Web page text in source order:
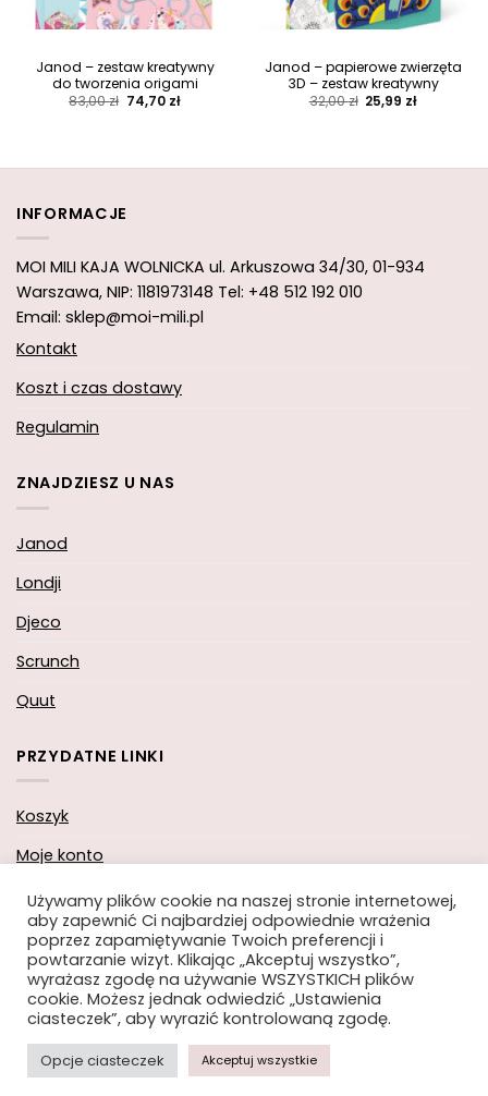
Janod – zestaw kreatywny
do tworzenia origami
83,00zł Pierwotna
cena
74,70 złAktualna
Janod – papierowe zwierzęta
3D – zestaw kreatywny
32,00zł Pierwotna
cena
25,99 złAktualna
INFORMACJE
MOI MILI KAJA WOLNICKA ul. Arkuszowa 34/30, 01-934
Warszawa, NIP: 1181973148 Tel: +48 512 192 010
Email: sklep@moi-mili.pl
Kontakt
Koszt i czas dostawy
Regulamin
ZNAJDZIESZ U NAS
Janod
Londji
Djeco
Scrunch
Quut
PRZYDATNE LINKI
Koszyk
Moje konto
Zamówienie
Copyright 2026 ©Moi-Mili.pl
Używamy plików cookie na naszej stronie internetowej,
aby zapewnić Ci najbardziej odpowiednie wrażenia
poprzez zapamiętywanie Twoich preferencji i
powtarzanie wizyt. Klikając „Akceptuj wszystko”,
wyrażasz zgodę na używanie WSZYSTKICH plików
cookie. Możesz jednak odwiedzić „Ustawienia
ciasteczek”, aby wyrazić kontrolowaną zgodę.
Opcje ciasteczek Akceptuj wszystkie